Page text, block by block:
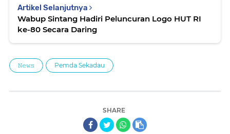
Artikel Selanjutnya
Wabup Sintang Hadiri Peluncuran Logo HUT RI
ke-80 Secara Daring
𝙽𝚎𝚠𝚜 Pemda Sekadau
SHARE